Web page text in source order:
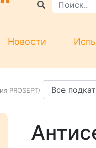
Новости
PROSEPT/